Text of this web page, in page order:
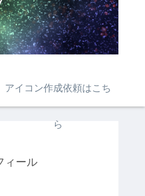
アイコン作成依頼はこち
ら
ィール